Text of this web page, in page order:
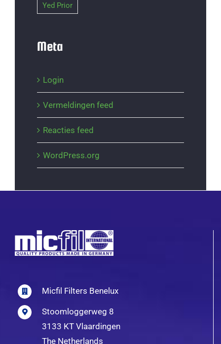
Yed Prior
Meta
Login
Vermeldingen feed
Reacties feed
WordPress.org
Micfil Filters Benelux
Stoomloggerweg 8
3133 KT Vlaardingen
The Netherlands